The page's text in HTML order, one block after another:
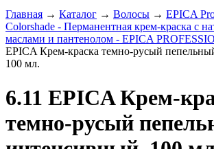
Главная → Каталог → Волосы → EPICA
Colorshade - Перманентная крем-краска с
маслами и пантенолом - EPICA
EPICA Крем-краска темно-русый
100 мл.
6.11 EPICA Крем-
темно-русый